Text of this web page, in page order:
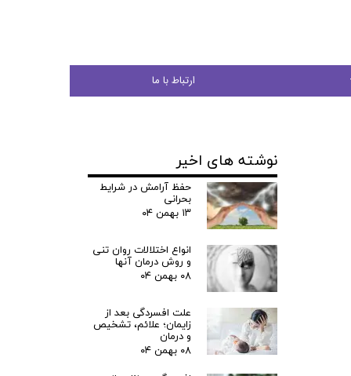
ارتباط با ما
نوشته های اخیر
حفظ آرامش در شرایط
بحرانی
۱۳ بهمن ۰۴
انواع اختلالات روان تنی
و روش درمان آنها
۰۸ بهمن ۰۴
علت افسردگی بعد از
زایمان؛ علائم، تشخیص
و درمان
۰۸ بهمن ۰۴